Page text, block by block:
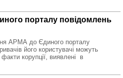
порталу повідомлень
АРМА до Єдиного порталу
його користувачі можуть
корупції, виявлені в